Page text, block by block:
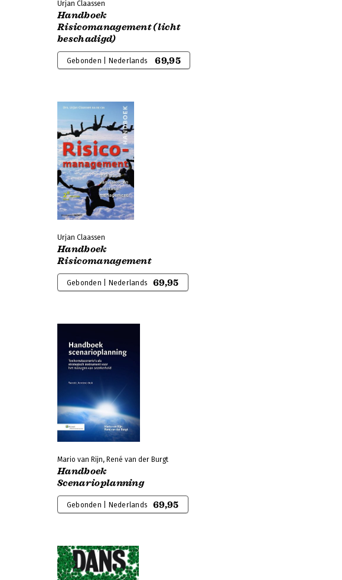
Urjan Claassen
Handboek
Risicomanagement (licht
beschadigd)
Gebonden | Nederlands 69,95
Urjan Claassen
Handboek
Risicomanagement
Gebonden | Nederlands 69,95
Mario van Rijn, René van der Burgt
Handboek
Scenarioplanning
Gebonden | Nederlands 69,95